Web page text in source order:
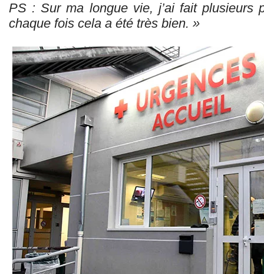
PS : Sur ma longue vie, j’ai fait plusieurs
chaque fois cela a été très bien. »